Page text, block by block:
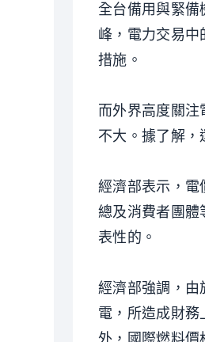
全台備用與緊備
峰，電力交易中
措施。
而外界高度關注
不大。據了解，
經濟部表示，電
總及消費者團體
表性的。
經濟部強調，由
電，所造成財務
外，國際燃料價